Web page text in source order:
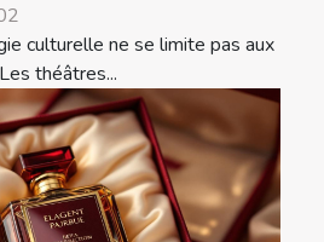
culturelle ne se limite pas aux
théâtres...